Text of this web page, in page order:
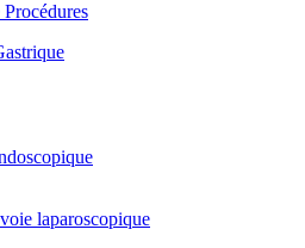
laparoscopique